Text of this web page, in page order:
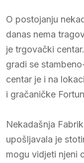
O postojanju
danas nema
je trgovački
gradi se
centar je i na
i gračaničke
Nekadašnja
upošljavala je
mogu vidjeti njeni